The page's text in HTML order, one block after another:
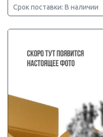
Срок поставки: В наличии